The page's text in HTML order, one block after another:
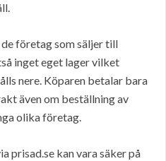
företag som säljer till
inget eget lager vilket
nere. Köparen betalar bara
även om beställning av
olika företag.
prisad.se kan vara säker på